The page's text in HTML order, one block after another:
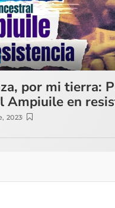
por mi tierra:
Ampiuile en
2023